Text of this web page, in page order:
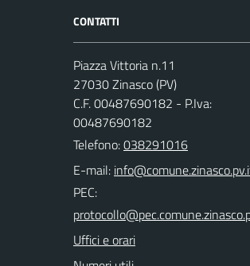
CONTATTI
Piazza Vittoria n.11
27030 Zinasco (PV)
C.F. 00487690182 - P.Iva:
00487690182
Telefono:038291016
E-mail:
PEC:
Uffici e orari